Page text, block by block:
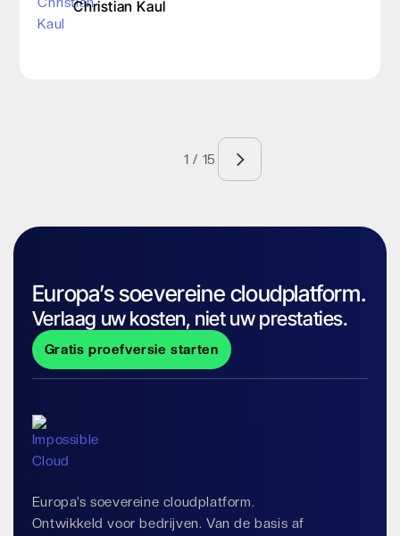
Christian Kaul
1 / 15
Europa’s soevereine cloudplatform.
Verlaag uw kosten, niet uw prestaties.
Gratis proefversie starten
Europa’s soevereine cloudplatform.
Ontwikkeld voor bedrijven. Van de basis af